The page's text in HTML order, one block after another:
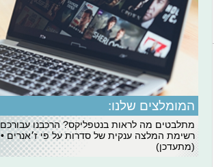
המומלצים שלנו:
מתלבטים מה לראות בנטפליקס? הרכבנו עבורכם
רשימת המלצה ענקית של סדרות על פי ז׳אנרים •
(מתעדכן)